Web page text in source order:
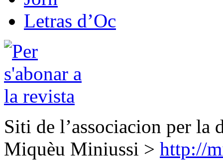
Letras d’Oc
Siti de l’associacion per la
Miquèu Miniussi > http://